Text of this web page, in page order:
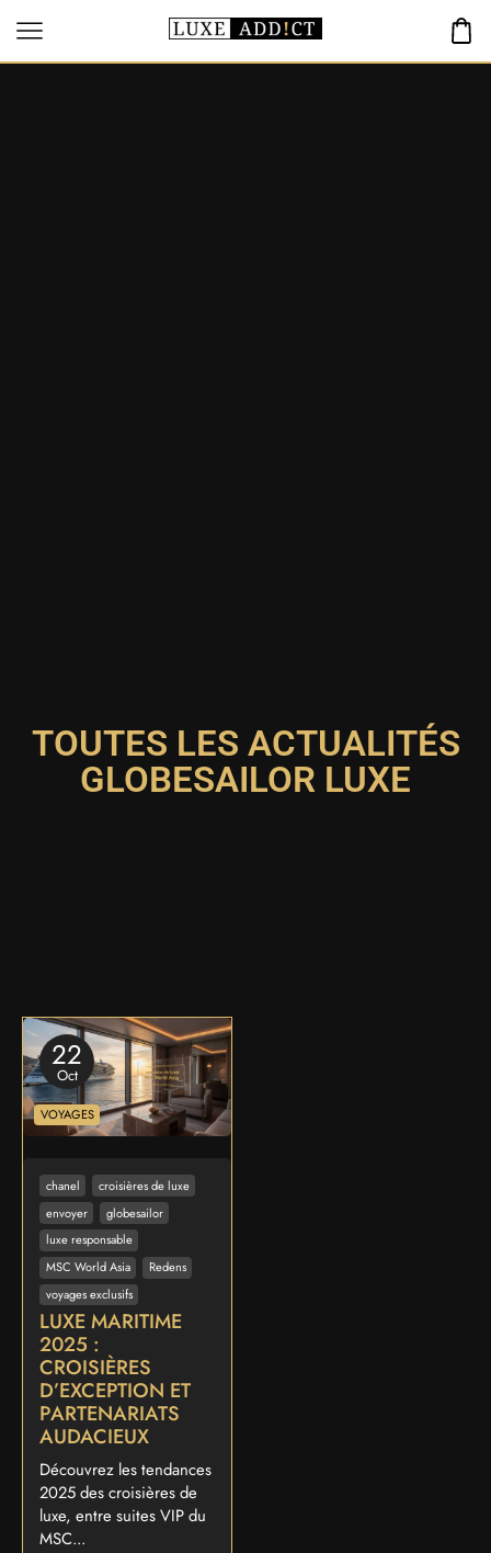
TOUTES LES ACTUALITÉS
GLOBESAILOR LUXE
22
Oct
VOYAGES
chanel
croisières de luxe
envoyer
globesailor
luxe responsable
MSC World Asia
Redens
voyages exclusifs
LUXE MARITIME
2025 :
CROISIÈRES
D’EXCEPTION ET
PARTENARIATS
AUDACIEUX
Découvrez les tendances
2025 des croisières de
luxe, entre suites VIP du
MSC...